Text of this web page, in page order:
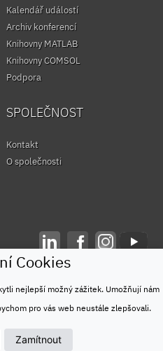
Cookies
nejlepší možný zážitek. Umožňují nám
pro vás web neustále zlepšovali.
Zamítnout
Kalendář událostí
Archiv konferencí
Knihovny MATLAB
Knihovny COMSOL
Podpora
SPOLEČNOST
Kontakt
O společnosti
Ochrana osobních údajů
&